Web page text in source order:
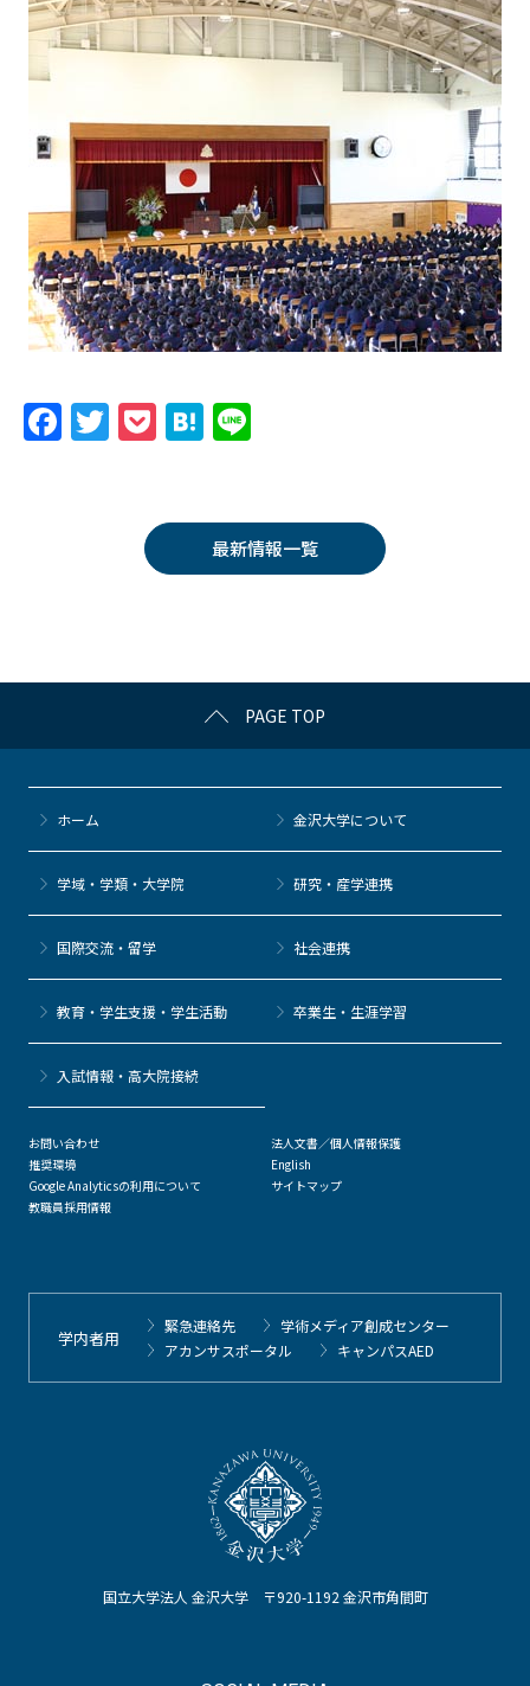
F
k
T
er
P
k
et
H
n
a
最新情報一覧
PAGE TOP
国立大学法人 金沢大学 〒920-1192 金沢市角間町
ホーム 金沢大学について
学域・学類・大学院 研究・産学連携
国際交流・留学 社会連携
教育・学生支援・学生活動 卒業生・生涯学習
⼊試情報・高大院接続
お問い合わせ
推奨環境
Google Analyticsの利用について
教職員採用情報
法人文書／個人情報保護
English
サイトマップ
学内者用
緊急連絡先
学術メディア創成センター
アカンサスポータル
キャンパスAED